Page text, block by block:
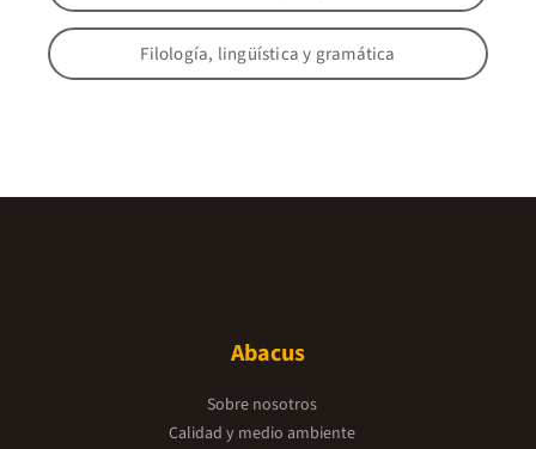
Filología, lingüística y gramática
Abacus
Sobre nosotros
Calidad y medio ambiente